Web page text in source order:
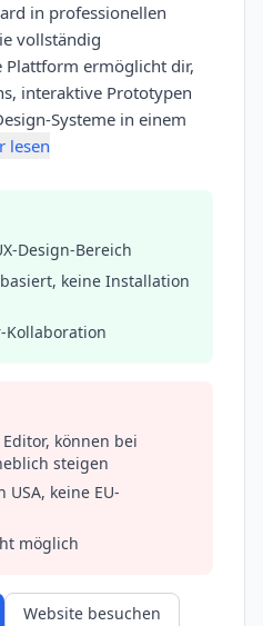
in professionellen
vollständig
Plattform ermöglicht dir,
interaktive Prototypen
Systeme in einem
lesen
Design-Bereich
keine Installation
Kollaboration
können bei
steigen
keine EU-
möglich
Website besuchen